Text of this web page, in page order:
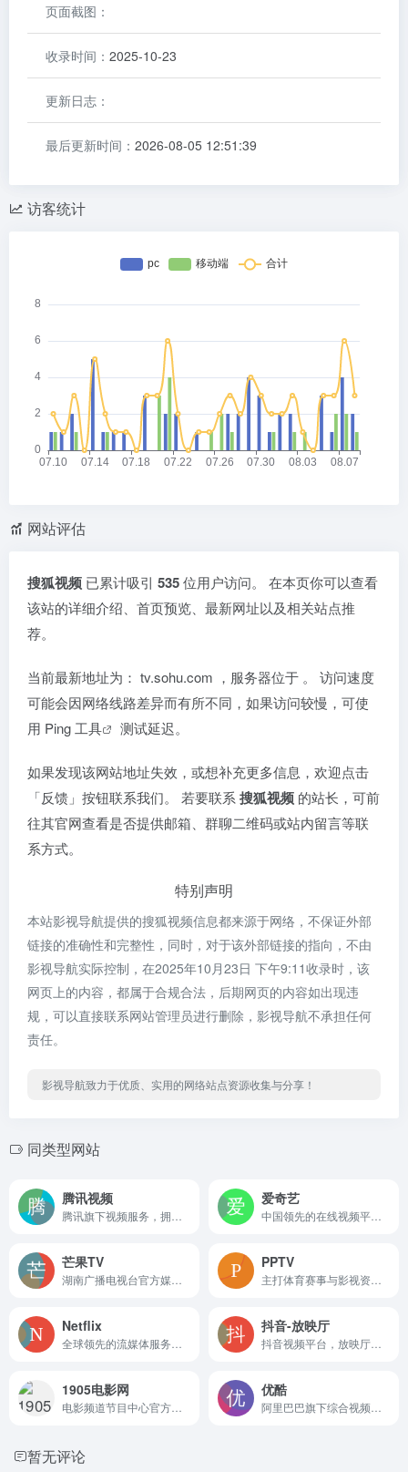
页面截图：
收录时间： 2025-10-23
更新日志：
最后更新时间： 2026-08-05 12:51:39
访客统计
网站评估
搜狐视频 已累计吸引 535位用户访问。 在本页你可以查看
该站的详细介绍、首页预览、最新网址以及相关站点推
荐。
当前最新地址为： tv.sohu.com ，服务器位于 。 访问速度
可能会因网络线路差异而有所不同，如果访问较慢，可使
用 Ping 工具 测试延迟。
如果发现该网站地址失效，或想补充更多信息，欢迎点击
「反馈」按钮联系我们。 若要联系 搜狐视频 的站长，可前
往其官网查看是否提供邮箱、群聊二维码或站内留言等联
系方式。
特别声明
本站影视导航提供的搜狐视频信息都来源于网络，不保证外部
链接的准确性和完整性，同时，对于该外部链接的指向，不由
影视导航实际控制，在2025年10月23日 下午9:11收录时，该
网页上的内容，都属于合规合法，后期网页的内容如出现违
规，可以直接联系网站管理员进行删除，影视导航不承担任何
责任。
影视导航致力于优质、实用的网络站点资源收集与分享！
同类型网站
腾讯视频 爱奇艺
芒果TV PPTV
Netflix 抖音-放映厅
1905电影网 优酷
暂无评论